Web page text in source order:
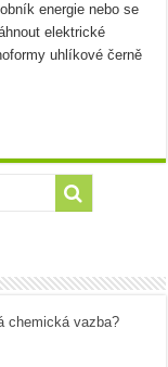
energie nebo se
elektrické
uhlíkové černě
chemická vazba?